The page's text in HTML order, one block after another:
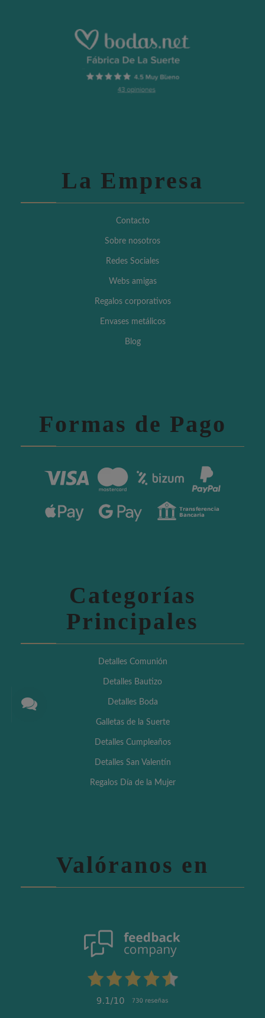
La Empresa
Contacto
Sobre nosotros
Redes Sociales
Webs amigas
Regalos corporativos
Envases metálicos
Blog
Formas de Pago
Categorías
Principales
Detalles Comunión
Detalles Bautizo
Detalles Boda
Galletas de la Suerte
Detalles Cumpleaños
Detalles San Valentín
Regalos Día de la Mujer
Valóranos en